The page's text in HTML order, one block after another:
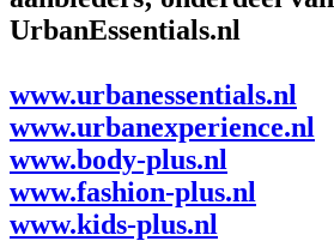
UrbanEssentials.nl
www.urbanessentials.nl
www.urbanexperience.nl
www.body-plus.nl
www.fashion-plus.nl
www.kids-plus.nl